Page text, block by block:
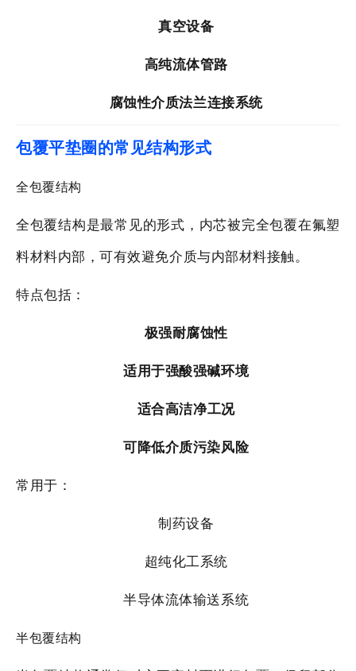
真空设备
高纯流体管路
腐蚀性介质法兰连接系统
包覆平垫圈的常见结构形式
全包覆结构
全包覆结构是最常见的形式，内芯被完全包覆在氟塑
料材料内部，可有效避免介质与内部材料接触。
特点包括：
极强耐腐蚀性
适用于强酸强碱环境
适合高洁净工况
可降低介质污染风险
常用于：
制药设备
超纯化工系统
半导体流体输送系统
半包覆结构